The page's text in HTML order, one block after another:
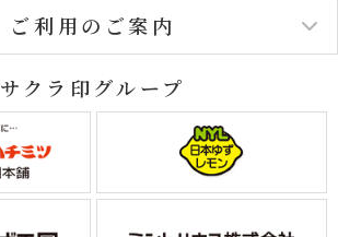
ご利用のご案内
サクラ印グループ